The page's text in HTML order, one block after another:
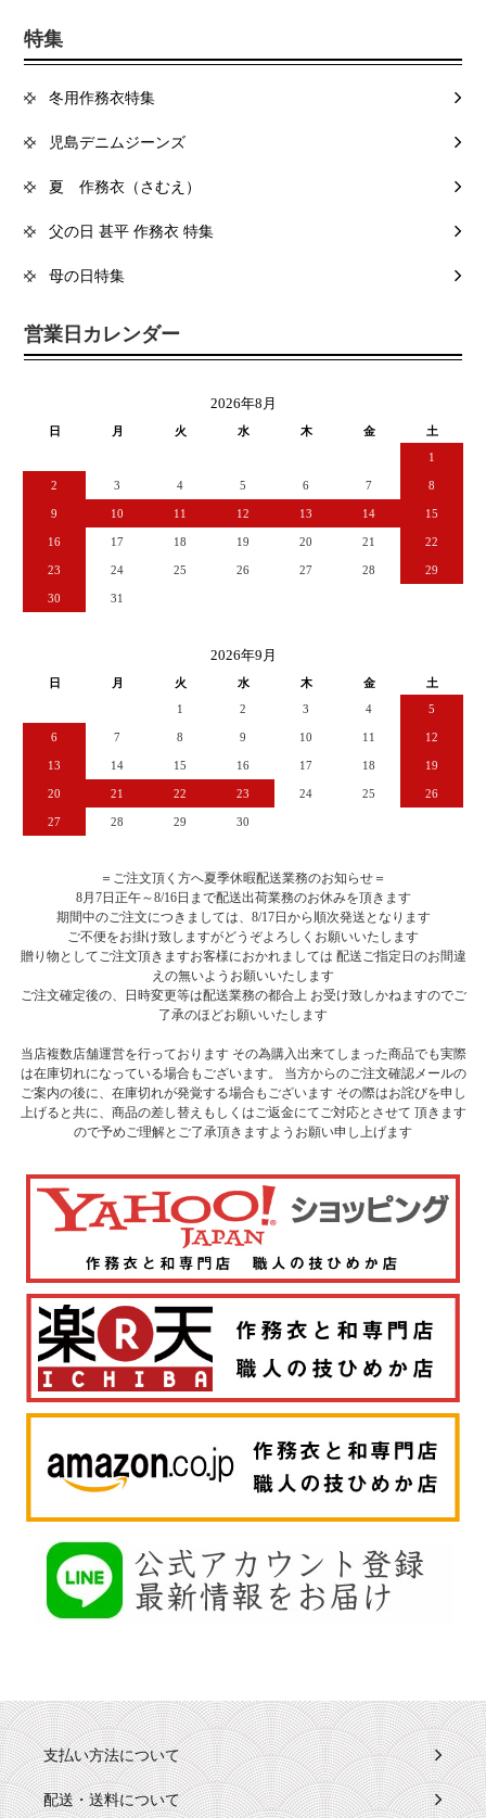
特集
冬用作務衣特集
児島デニムジーンズ
夏 作務衣（さむえ）
父の日 甚平 作務衣 特集
母の日特集
営業日カレンダー
2026年8月
日 月 火 水 木 金
土
1
2 3 4 5 6 7 8
9 10 11 12 13 14 15
16 17 18 19 20 21 22
23 24 25 26 27 28 29
30 31
2026年9月
日 月 火 水 木 金
土
1
2 3 4 5
6 7 8 9 10 11 12
13 14 15 16 17 18 19
20 21 22 23 24 25 26
27 28 29 30
＝ご注文頂く方へ夏季休暇配送業務のお知らせ＝
8月7日正午～8/16日まで配送出荷業務のお休みを頂きます
期間中のご注文につきましては、8/17日から順次発送となります
ご不便をお掛け致しますがどうぞよろしくお願いいたします
贈り物としてご注文頂きますお客様におかれましては 配送ご指定日のお間違
えの無いようお願いいたします
ご注文確定後の、日時変更等は配送業務の都合上 お受け致しかねますのでご
了承のほどお願いいたします
当店複数店舗運営を行っております その為購入出来てしまった商品でも実際
は在庫切れになっている場合もございます。 当方からのご注文確認メールの
ご案内の後に、在庫切れが発覚する場合もございます その際はお詫びを申し
上げると共に、商品の差し替えもしくはご返金にてご対応とさせて 頂きます
ので予めご理解とご了承頂きますようお願い申し上げます
支払い方法について
配送・送料について